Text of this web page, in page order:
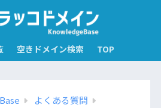
空きドメイン検索 TOP
よくある質問